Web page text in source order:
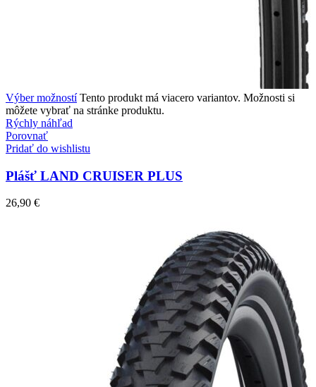
Výber možností Tento produkt má viacero variantov. Možnosti si
môžete vybrať na stránke produktu.
Rýchly náhľad
Porovnať
Pridať do wishlistu
Plášť LAND CRUISER PLUS
26,90 €